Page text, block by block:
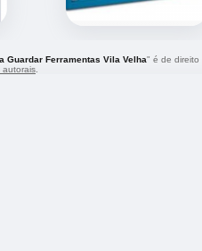
Guardar Ferramentas Vila Velha" é de direito
autorais.